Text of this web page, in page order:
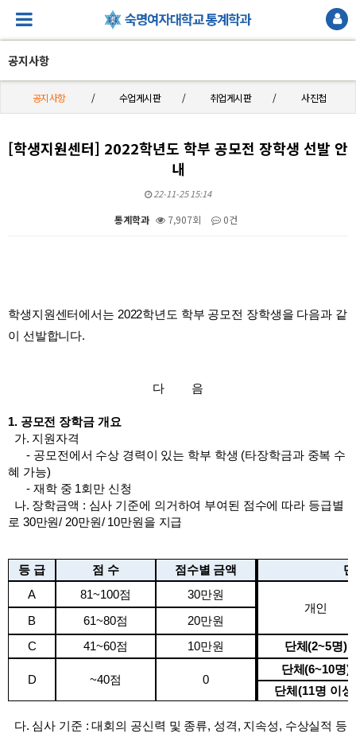
공지사항
공지사항 수업게시판 취업게시판 사진첩
[학생지원센터] 2022학년도 학부 공모전 장학생 선발 안
내
22-11-25 15:14
통계학과 7,907회 0건
학생지원센터에서는 2022학년도 학부 공모전 장학생을 다음과 같
이 선발합니다.
다 음
1. 공모전 장학금 개요
가. 지원자격
- 공모전에서 수상 경력이 있는 학부 학생 (타장학금과 중복 수
혜 가능)
- 재학 중 1회만 신청
나. 장학금액 : 심사 기준에 의거하여 부여된 점수에 따라 등급별
로 30만원/ 20만원/ 10만원을 지급
등 급 점 수 점수별 금액
A
81~100점 30만원
개인
B
61~80점 20만원
C
41~60점 10만원 단체(2~5명)
D ~40점 0
단체(6~10명)
단체(11명 이상
다. 심사 기준 : 대회의 공신력 및 종류, 성격, 지속성, 수상실적 등